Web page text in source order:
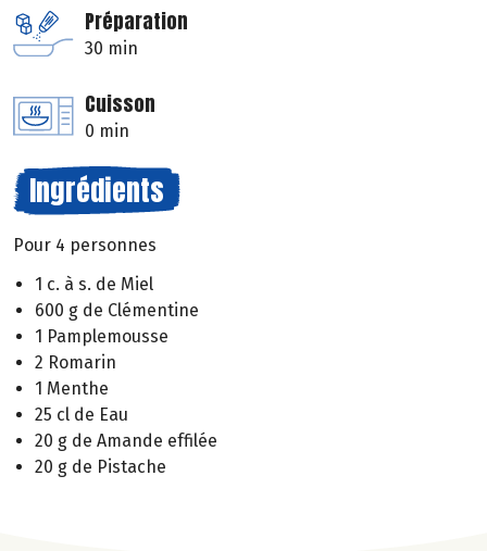
Préparation
30 min
Cuisson
0 min
Ingrédients
Pour 4 personnes
1 c. à s. de Miel
600 g de Clémentine
1 Pamplemousse
2 Romarin
1 Menthe
25 cl de Eau
20 g de Amande effilée
20 g de Pistache